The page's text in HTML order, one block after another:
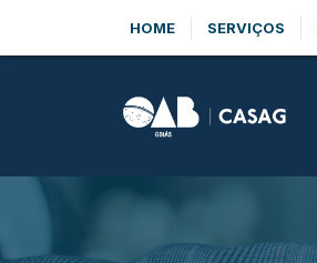
HOME SERVIÇOS